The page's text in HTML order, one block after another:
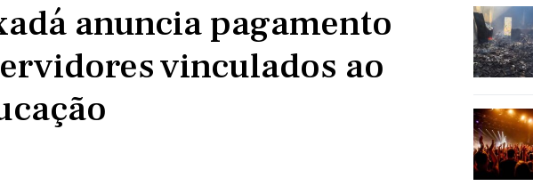
anuncia pagamento
vinculados ao